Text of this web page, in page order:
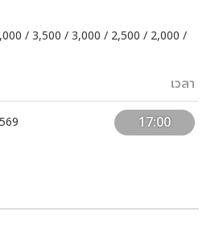
/ 3,500 / 3,000 / 2,500 / 2,000 /
เวลา
17:00